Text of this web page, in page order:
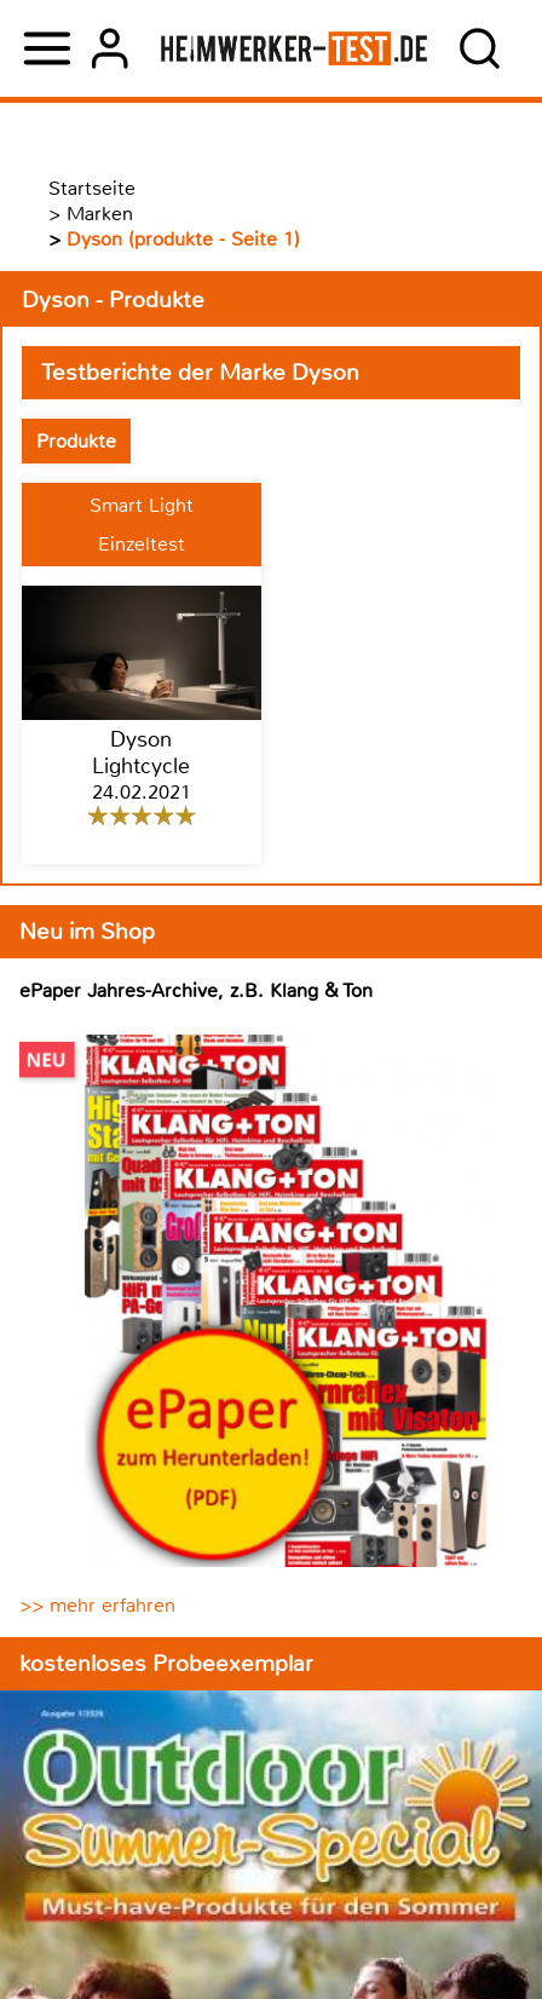
Startseite
> Marken
> Dyson (produkte - Seite 1)
Dyson - Produkte
Testberichte der Marke Dyson
Produkte
Smart Light
Einzeltest
Dyson
Lightcycle
24.02.2021
Neu im Shop
ePaper Jahres-Archive, z.B. Klang & Ton
>> mehr erfahren
kostenloses Probeexemplar